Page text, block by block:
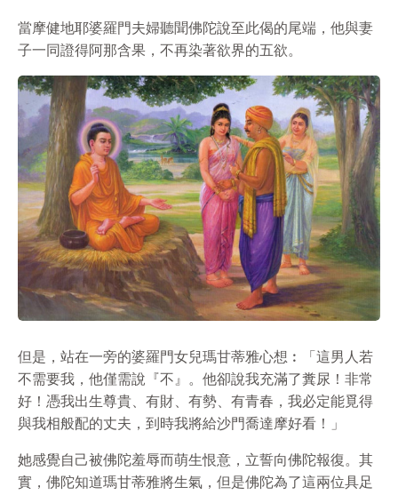
當摩健地耶婆羅門夫婦聽聞佛陀說至此偈的尾端，他與妻
子一同證得阿那含果，不再染著欲界的五欲。
但是，站在一旁的婆羅門女兒瑪甘蒂雅心想︰「這男人若
不需要我，他僅需說『不』。他卻說我充滿了糞尿！非常
好！憑我出生尊貴、有財、有勢、有青春，我必定能覓得
與我相般配的丈夫，到時我將給沙門喬達摩好看！」
她感覺自己被佛陀羞辱而萌生恨意，立誓向佛陀報復。其
實，佛陀知道瑪甘蒂雅將生氣，但是佛陀為了這兩位具足